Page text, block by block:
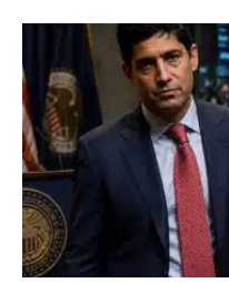
Emploi américain : 23